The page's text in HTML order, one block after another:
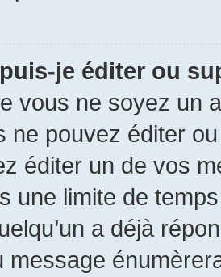
je éditer ou
vous ne soyez un
ne pouvez éditer
éditer un de vos
une limite de
a déjà
message